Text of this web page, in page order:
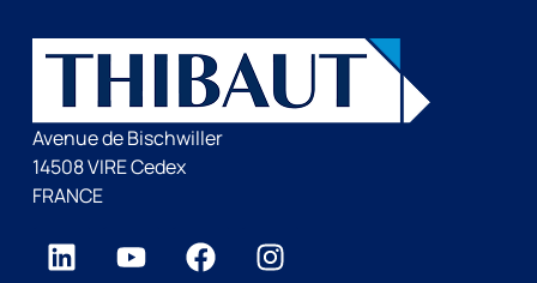
Avenue de Bischwiller
14508 VIRE Cedex
FRANCE